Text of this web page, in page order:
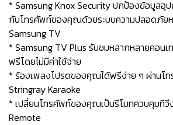
* Samsung Knox Security ปกป้องข้อมูลอุ
กับโทรศัพท์ของคุณด้วยระบบความปลอดภัยห
Samsung TV
* Samsung TV Plus รับชมหลากหลายคอน
ฟรีโดยไม่มีค่าใช้จ่าย
* ร้องเพลงโปรดของคุณได้ฟรีง่าย ๆ ผ่าน
Stringray Karaoke
* เปลี่ยนโทรศัพท์ของคุณเป็นรีโมทควบคุมทีวี
Remote